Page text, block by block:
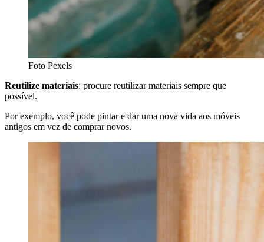
Foto Pexels
Reutilize materiais: procure reutilizar materiais sempre que
possível.
Por exemplo, você pode pintar e dar uma nova vida aos móveis
antigos em vez de comprar novos.